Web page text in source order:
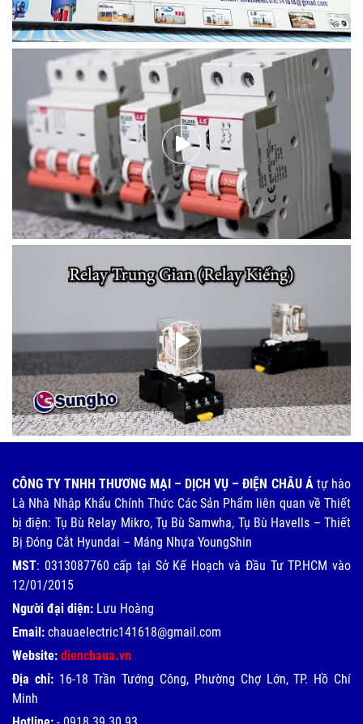
CÔNG TY TNHH THƯƠNG MẠI – DỊCH VỤ – ĐIỆN CHÂU Átự hào
Là Nhà Nhập Khẩu Chính Thức Các Sản Phẩm liên quan về Thiết
bị điện: Tụ Bù Relay Mikro, Tụ Bù Samwha, Tụ Bù Havells – Thiết
Bị Đóng Cắt Hyundai – Máng Nhựa YoungShin
MST: 0313087760 cấp tại Sở Kế Hoạch và Đầu Tư TP.HCM vào
12/01/2015
Người đại diện: Lưu Hoàng
Email: chauaelectric141618@gmail.com
Website: dienchaua.vn
Địa chỉ: 16-18 Trần Tướng Công, Phường Chợ Lớn, TP. Hồ Chí
Minh